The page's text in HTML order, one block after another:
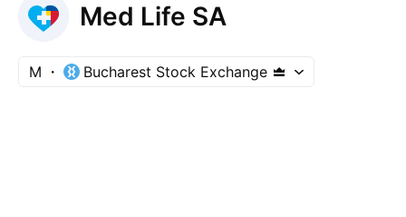
Med Life SA
M Bucharest Stock Exchange